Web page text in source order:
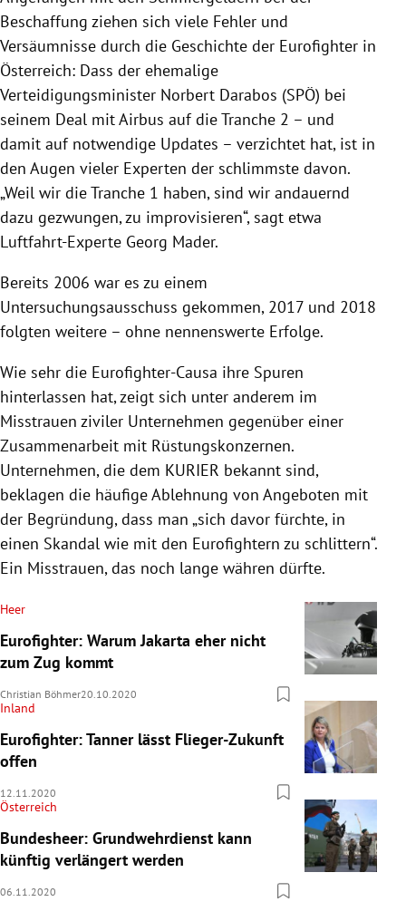
Beschaffung ziehen sich viele Fehler und
Versäumnisse durch die Geschichte der Eurofighter in
Österreich: Dass der ehemalige
Verteidigungsminister Norbert Darabos (SPÖ) bei
seinem Deal mit Airbus auf die Tranche 2 – und
damit auf notwendige Updates – verzichtet hat, ist in
den Augen vieler Experten der schlimmste davon.
„Weil wir die Tranche 1 haben, sind wir andauernd
dazu gezwungen, zu improvisieren“, sagt etwa
Luftfahrt-Experte Georg Mader.
Bereits 2006 war es zu einem
Untersuchungsausschuss gekommen, 2017 und 2018
folgten weitere – ohne nennenswerte Erfolge.
Wie sehr die Eurofighter-Causa ihre Spuren
hinterlassen hat, zeigt sich unter anderem im
Misstrauen ziviler Unternehmen gegenüber einer
Zusammenarbeit mit Rüstungskonzernen.
Unternehmen, die dem KURIER bekannt sind,
beklagen die häufige Ablehnung von Angeboten mit
der Begründung, dass man „sich davor fürchte, in
einen Skandal wie mit den Eurofightern zu schlittern“.
Ein Misstrauen, das noch lange währen dürfte.
Heer
Eurofighter: Warum Jakarta eher nicht
zum Zug kommt
Christian Böhmer20.10.2020
Inland
Eurofighter: Tanner lässt Flieger-Zukunft
offen
12.11.2020
Österreich
Bundesheer: Grundwehrdienst kann
künftig verlängert werden
06.11.2020